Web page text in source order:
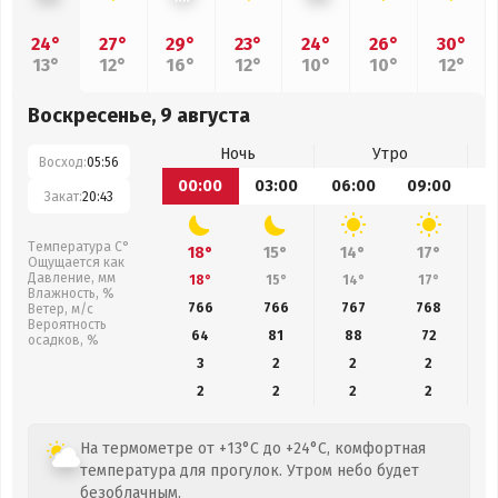
24°
13°
27°
12°
29°
16°
23°
12°
24°
10°
26°
10°
30°
12°
Воскресенье, 9 августа
Восход:05:56
Закат:20:43
Температура С°
Ощущается как
Давление, мм
Влажность, %
Ветер, м/с
Вероятность
осадков, %
Ночь
Утро
00:00
03:00 06:00 09:00
18° 15° 14° 17°
18° 15° 14° 17°
766
766 767 768
64
81 88 72
3
2 2
2
2
2 2 2
На термометре от +13°C до +24°C, комфортная
температура для прогулок. Утром небо будет
безоблачным.